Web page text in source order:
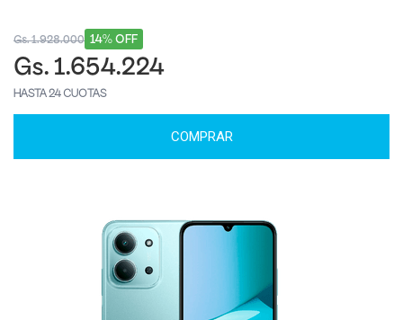
14% OFF
Gs. 1.928.000
Gs. 1.654.224
HASTA 24 CUOTAS
COMPRAR